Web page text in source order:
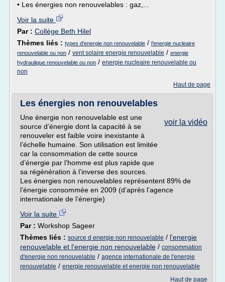
• Les énergies non renouvelables : gaz,...
Voir la suite
Par : Collège Beth Hilel
Thèmes liés : types d'energie non renouvelable / l'energie nucleaire
renouvelable ou non / vent solaire energie renouvelable / energie
hydraulique renouvelable ou non / energie nucleaire renouvelable ou
non
Haut de page
Les énergies non renouvelables
voir la vidéo
Une énergie non renouvelable est une
source d’énergie dont la capacité à se
renouveler est faible voire inexistante à
l’échelle humaine. Son utilisation est limitée
car la consommation de cette source
d’énergie par l’homme est plus rapide que
sa régénération à l’inverse des sources.
Les énergies non renouvelables représentent 89% de
l’énergie consommée en 2009 (d’après l’agence
internationale de l’énergie)
Voir la suite
Par : Workshop Sageer
Thèmes liés : source d energie non renouvelable / l'energie
renouvelable et l'energie non renouvelable / consommation
d'energie non renouvelable / agence internationale de l'energie
renouvelable / energie renouvelable et energie non renouvelable
Haut de page